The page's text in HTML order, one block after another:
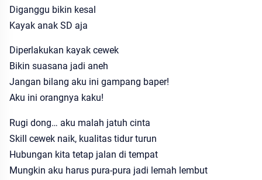
Diganggu bikin kesal
Kayak anak SD aja
Diperlakukan kayak cewek
Bikin suasana jadi aneh
Jangan bilang aku ini gampang baper!
Aku ini orangnya kaku!
Rugi dong… aku malah jatuh cinta
Skill cewek naik, kualitas tidur turun
Hubungan kita tetap jalan di tempat
Mungkin aku harus pura-pura jadi lemah lembut